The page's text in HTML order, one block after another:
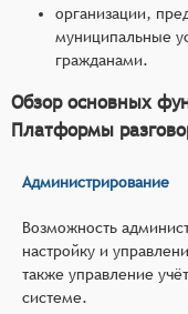
организации,
муниципальные
гражданами.
Обзор основных
Платформы
Администрирование
Возможность
настройку и
также управление
системе.